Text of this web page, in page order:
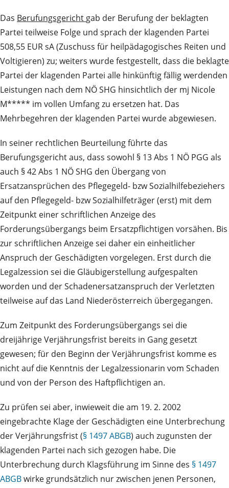
Das Berufungsgericht gab der Berufung der beklagten
Partei teilweise Folge und sprach der klagenden Partei
508,55 EUR sA (Zuschuss für heilpädagogisches Reiten und
Voltigieren) zu; weiters wurde festgestellt, dass die beklagte
Partei der klagenden Partei alle hinkünftig fällig werdenden
Leistungen nach dem NÖ SHG hinsichtlich der mj Nicole
M***** im vollen Umfang zu ersetzen hat. Das
Mehrbegehren der klagenden Partei wurde abgewiesen.
In seiner rechtlichen Beurteilung führte das
Berufungsgericht aus, dass sowohl § 13 Abs 1 NÖ PGG als
auch § 42 Abs 1 NÖ SHG den Übergang von
Ersatzansprüchen des Pflegegeld- bzw Sozialhilfebeziehers
auf den Pflegegeld- bzw Sozialhilfeträger (erst) mit dem
Zeitpunkt einer schriftlichen Anzeige des
Forderungsübergangs beim Ersatzpflichtigen vorsähen. Bis
zur schriftlichen Anzeige sei daher ein einheitlicher
Anspruch der Geschädigten vorgelegen. Erst durch die
Legalzession sei die Gläubigerstellung aufgespalten
worden und der Schadenersatzanspruch der Verletzten
teilweise auf das Land Niederösterreich übergegangen.
Zum Zeitpunkt des Forderungsübergangs sei die
dreijährige Verjährungsfrist bereits in Gang gesetzt
gewesen; für den Beginn der Verjährungsfrist komme es
nicht auf die Kenntnis der Legalzessionarin vom Schaden
und von der Person des Haftpflichtigen an.
Zu prüfen sei aber, inwieweit die am 19. 2. 2002
eingebrachte Klage der Geschädigten eine Unterbrechung
der Verjährungsfrist (§ 1497 ABGB) auch zugunsten der
klagenden Partei nach sich gezogen habe. Die
Unterbrechung durch Klagsführung im Sinne des § 1497
ABGBwirke grundsätzlich nur zwischen jenen Personen,